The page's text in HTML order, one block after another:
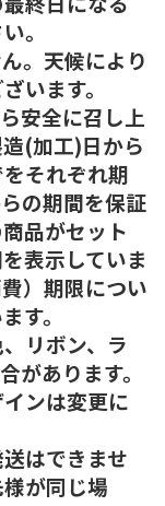
。
。天候により
います。
安全に召し上
(加工)日から
それぞれ期
の期間を保証
品がセット
表示していま
）期限につい
す。
リボン、ラ
があります。
ンは変更に
はできませ
が同じ場